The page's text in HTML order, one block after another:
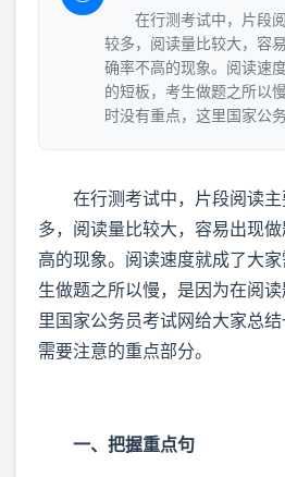
在行测考试中，片段阅
较多，阅读量比较大，容
确率不高的现象。阅读速
的短板，考生做题之所以
时没有重点，这里国家公
在行测考试中，片段阅读主
多，阅读量比较大，容易出现
高的现象。阅读速度就成了大
生做题之所以慢，是因为在阅
里国家公务员考试网给大家总
需要注意的重点部分。
一、把握重点句